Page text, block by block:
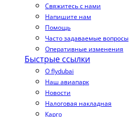
Свяжитесь с нами
Напишите нам
Помощь
Часто задаваемые вопросы
Оперативные изменения
Быстрые ссылки
О flydubai
Наш авиапарк
Новости
Налоговая накладная
Карго